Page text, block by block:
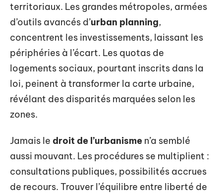
territoriaux. Les grandes métropoles, armées
d’outils avancés d’urban planning,
concentrent les investissements, laissant les
périphéries à l’écart. Les quotas de
logements sociaux, pourtant inscrits dans la
loi, peinent à transformer la carte urbaine,
révélant des disparités marquées selon les
zones.
Jamais le droit de l’urbanisme n’a semblé
aussi mouvant. Les procédures se multiplient :
consultations publiques, possibilités accrues
de recours. Trouver l’équilibre entre liberté de